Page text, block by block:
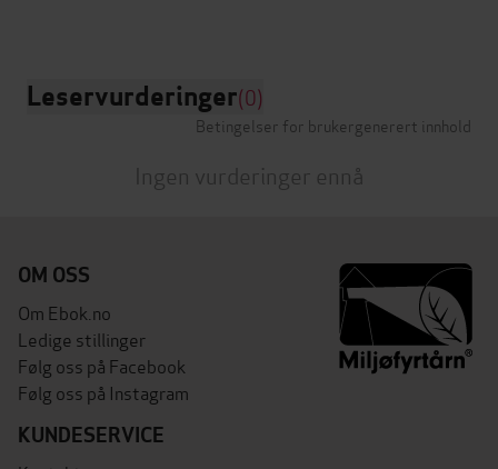
Leservurderinger(0)
Betingelser for brukergenerert innhold
Ingen vurderinger ennå
OM OSS
Om Ebok.no
Ledige stillinger
Følg oss på Facebook
Følg oss på Instagram
KUNDESERVICE